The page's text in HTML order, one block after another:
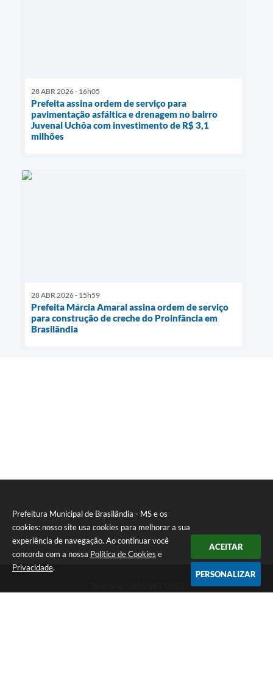
Prefeitura Municipal de Brasilândia - MS e os
cookies: nosso site usa cookies para melhorar a sua
experiência de navegação. Ao continuar você
concorda com a nossa Política de Cookies e
Privacidade.
ACEITAR
PERSONALIZAR
28 ABR 2026 - 16h05
Prefeita assina ordem de serviço para
pavimentação asfáltica e drenagem no bairro
Juvenal Uchôa com investimento de R$ 3,1
milhões
28 ABR 2026 - 15h59
Prefeita Márcia Amaral assina ordem de serviço
para construção de creche do Proinfância em
Brasilândia